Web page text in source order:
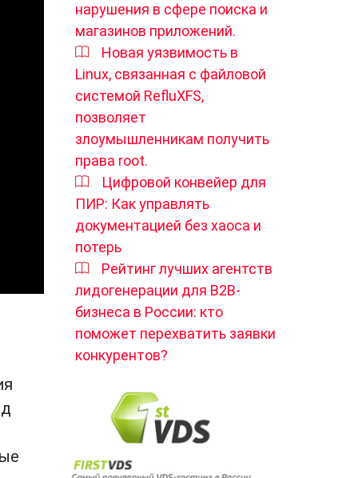
нарушения в сфере поиска и
магазинов приложений.
Новая уязвимость в
Linux, связанная с файловой
системой RefluXFS,
позволяет
злоумышленникам получить
права root.
Цифровой конвейер для
ПИР: Как управлять
документацией без хаоса и
потерь
Рейтинг лучших агентств
лидогенерации для B2B-
бизнеса в России: кто
поможет перехватить заявки
конкурентов?